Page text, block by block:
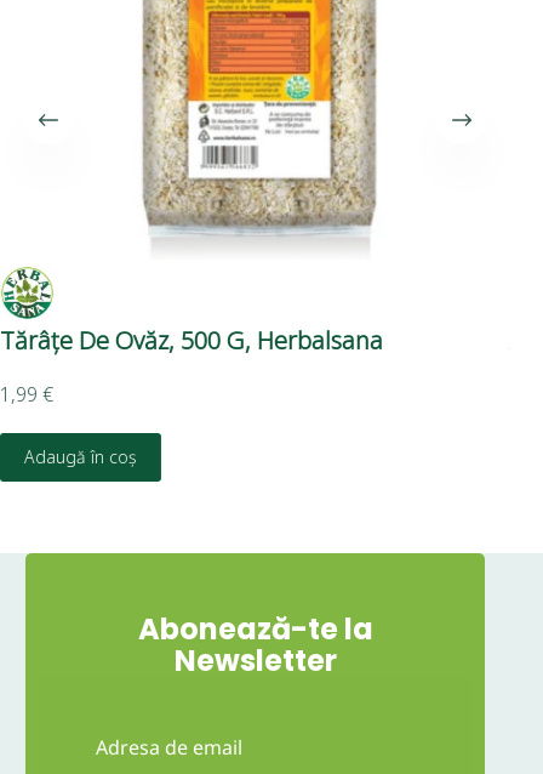
Tărâțe De Ovăz, 500 G, Herbalsana
1,99 €
Adaugă în coș
Abonează-te la
Newsletter